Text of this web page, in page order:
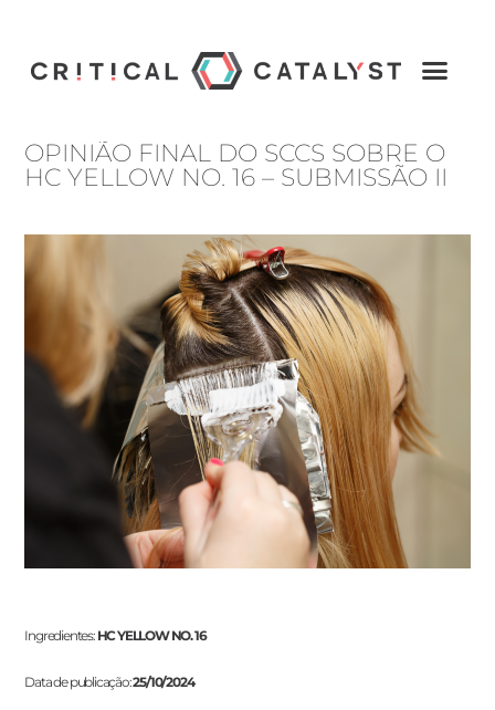
OPINIÃO FINAL DO SCCS SOBRE O
HC YELLOW NO. 16 – SUBMISSÃO II
Ingredientes: HC YELLOW NO. 16
Data de publicação:25/10/2024